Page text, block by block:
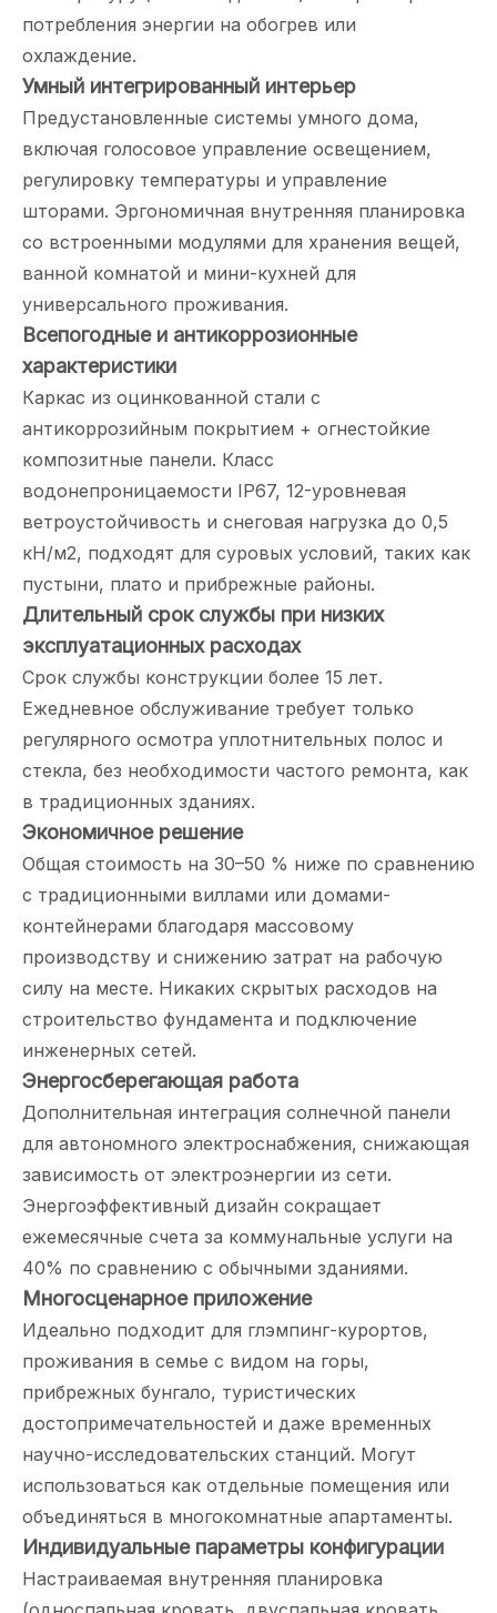
потребления энергии на обогрев или
охлаждение.
Умный интегрированный интерьер
Предустановленные системы умного дома,
включая голосовое управление освещением,
регулировку температуры и управление
шторами. Эргономичная внутренняя планировка
со встроенными модулями для хранения вещей,
ванной комнатой и мини-кухней для
универсального проживания.
Всепогодные и антикоррозионные
характеристики
Каркас из оцинкованной стали с
антикоррозийным покрытием + огнестойкие
композитные панели. Класс
водонепроницаемости IP67, 12-уровневая
ветроустойчивость и снеговая нагрузка до 0,5
кН/м2, подходят для суровых условий, таких как
пустыни, плато и прибрежные районы.
Длительный срок службы при низких
эксплуатационных расходах
Срок службы конструкции более 15 лет.
Ежедневное обслуживание требует только
регулярного осмотра уплотнительных полос и
стекла, без необходимости частого ремонта, как
в традиционных зданиях.
Экономичное решение
Общая стоимость на 30–50 % ниже по сравнению
с традиционными виллами или домами-
контейнерами благодаря массовому
производству и снижению затрат на рабочую
силу на месте. Никаких скрытых расходов на
строительство фундамента и подключение
инженерных сетей.
Энергосберегающая работа
Дополнительная интеграция солнечной панели
для автономного электроснабжения, снижающая
зависимость от электроэнергии из сети.
Энергоэффективный дизайн сокращает
ежемесячные счета за коммунальные услуги на
40% по сравнению с обычными зданиями.
Многосценарное приложение
Идеально подходит для глэмпинг-курортов,
проживания в семье с видом на горы,
прибрежных бунгало, туристических
достопримечательностей и даже временных
научно-исследовательских станций. Могут
использоваться как отдельные помещения или
объединяться в многокомнатные апартаменты.
Индивидуальные параметры конфигурации
Настраиваемая внутренняя планировка